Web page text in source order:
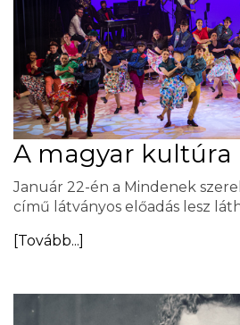
A magyar kultúra
Január 22-én a Mindenek
című látványos előadás lesz
[Tovább...]